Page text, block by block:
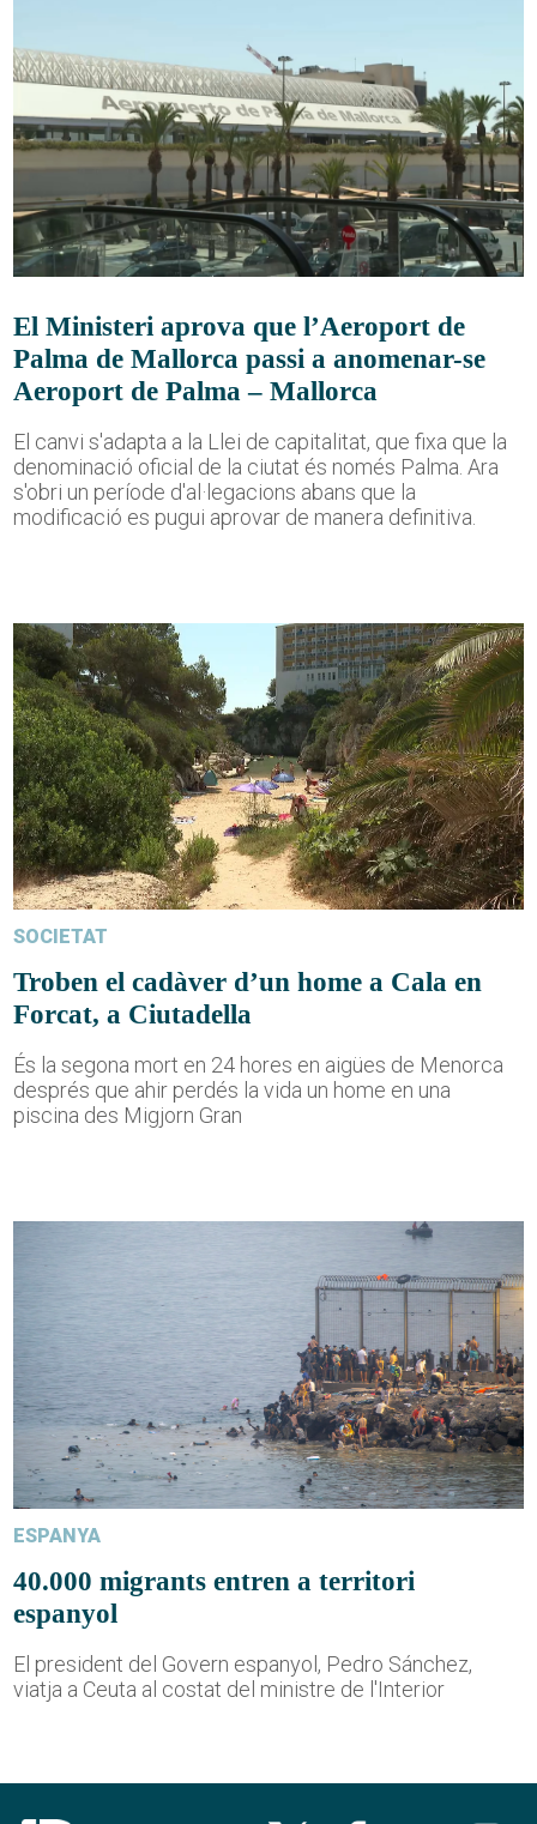
El Ministeri aprova que l’Aeroport de
Palma de Mallorca passi a anomenar-se
Aeroport de Palma – Mallorca
El canvi s'adapta a la Llei de capitalitat, que fixa que la
denominació oficial de la ciutat és només Palma. Ara
s'obri un període d'al·legacions abans que la
modificació es pugui aprovar de manera definitiva.
SOCIETAT
Troben el cadàver d’un home a Cala en
Forcat, a Ciutadella
És la segona mort en 24 hores en aigües de Menorca
després que ahir perdés la vida un home en una
piscina des Migjorn Gran
ESPANYA
40.000 migrants entren a territori
espanyol
El president del Govern espanyol, Pedro Sánchez,
viatja a Ceuta al costat del ministre de l'Interior